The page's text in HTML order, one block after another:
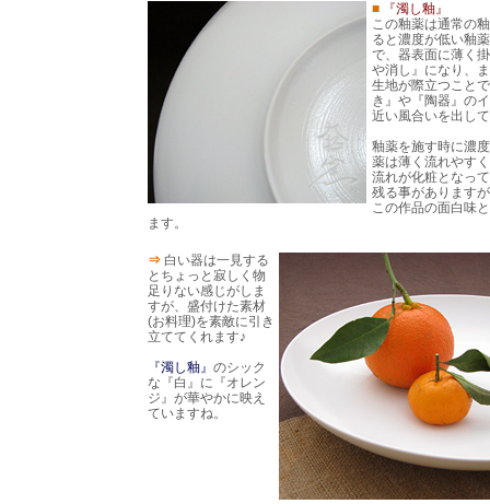
■
『濁し釉』
この釉薬は通常の
ると濃度が低い釉
で、器表面に薄く
や消し』になり、
生地が際立つこと
き』や『陶器』の
近い風合いを出し
釉薬を施す時に濃
薬は薄く流れやす
流れが化粧となっ
残る事があります
この作品の面白味
ます。
⇒ 白い器は一見する
とちょっと寂しく物
足りない感じがしま
すが、盛付けた素材
(お料理)を素敵に引き
立ててくれます♪
『濁し釉』 のシック
な『白』に『オレン
ジ』が華やかに映え
ていますね。